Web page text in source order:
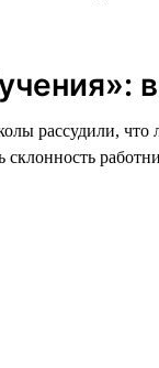
рассудили,